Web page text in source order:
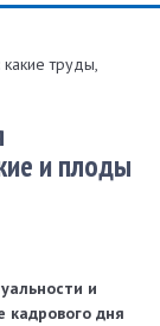
труды,
и плоды
и
кадрового дня